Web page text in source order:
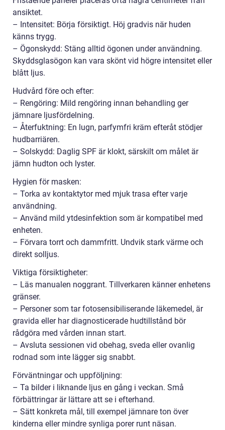
ansiktet.
– Intensitet: Börja försiktigt. Höj gradvis när huden
känns trygg.
– Ögonskydd: Stäng alltid ögonen under användning.
Skyddsglasögon kan vara skönt vid högre intensitet eller
blått ljus.
Hudvård före och efter:
– Rengöring: Mild rengöring innan behandling ger
jämnare ljusfördelning.
– Återfuktning: En lugn, parfymfri kräm efteråt stödjer
hudbarriären.
– Solskydd: Daglig SPF är klokt, särskilt om målet är
jämn hudton och lyster.
Hygien för masken:
– Torka av kontaktytor med mjuk trasa efter varje
användning.
– Använd mild ytdesinfektion som är kompatibel med
enheten.
– Förvara torrt och dammfritt. Undvik stark värme och
direkt solljus.
Viktiga försiktigheter:
– Läs manualen noggrant. Tillverkaren känner enhetens
gränser.
– Personer som tar fotosensibiliserande läkemedel, är
gravida eller har diagnosticerade hudtillstånd bör
rådgöra med vården innan start.
– Avsluta sessionen vid obehag, sveda eller ovanlig
rodnad som inte lägger sig snabbt.
Förväntningar och uppföljning:
– Ta bilder i liknande ljus en gång i veckan. Små
förbättringar är lättare att se i efterhand.
– Sätt konkreta mål, till exempel jämnare ton över
kinderna eller mindre synliga porer runt näsan.